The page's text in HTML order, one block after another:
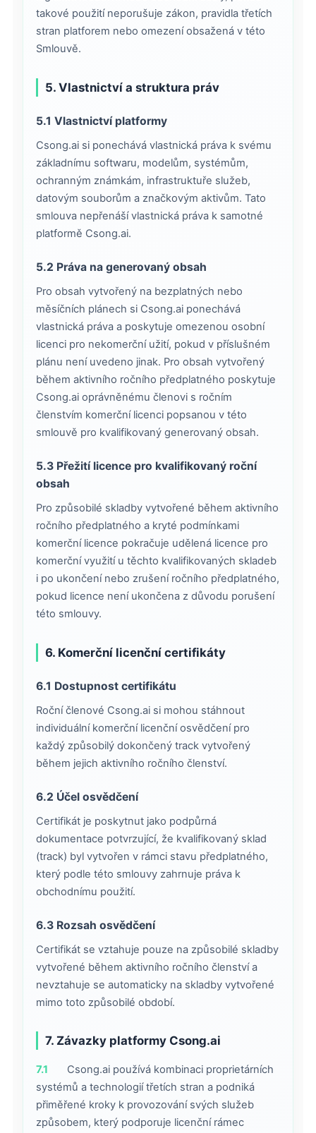
takové použití neporušuje zákon, pravidla třetích
stran platforem nebo omezení obsažená v této
Smlouvě.
5. Vlastnictví a struktura práv
5.1 Vlastnictví platformy
Csong.ai si ponechává vlastnická práva k svému
základnímu softwaru, modelům, systémům,
ochranným známkám, infrastruktuře služeb,
datovým souborům a značkovým aktivům. Tato
smlouva nepřenáší vlastnická práva k samotné
platformě Csong.ai.
5.2 Práva na generovaný obsah
Pro obsah vytvořený na bezplatných nebo
měsíčních plánech si Csong.ai ponechává
vlastnická práva a poskytuje omezenou osobní
licenci pro nekomerční užití, pokud v příslušném
plánu není uvedeno jinak. Pro obsah vytvořený
během aktivního ročního předplatného poskytuje
Csong.ai oprávněnému členovi s ročním
členstvím komerční licenci popsanou v této
smlouvě pro kvalifikovaný generovaný obsah.
5.3 Přežití licence pro kvalifikovaný roční
obsah
Pro způsobilé skladby vytvořené během aktivního
ročního předplatného a kryté podmínkami
komerční licence pokračuje udělená licence pro
komerční využití u těchto kvalifikovaných skladeb
i po ukončení nebo zrušení ročního předplatného,
pokud licence není ukončena z důvodu porušení
této smlouvy.
6. Komerční licenční certifikáty
6.1 Dostupnost certifikátu
Roční členové Csong.ai si mohou stáhnout
individuální komerční licenční osvědčení pro
každý způsobilý dokončený track vytvořený
během jejich aktivního ročního členství.
6.2 Účel osvědčení
Certifikát je poskytnut jako podpůrná
dokumentace potvrzující, že kvalifikovaný sklad
(track) byl vytvořen v rámci stavu předplatného,
který podle této smlouvy zahrnuje práva k
obchodnímu použití.
6.3 Rozsah osvědčení
Certifikát se vztahuje pouze na způsobilé skladby
vytvořené během aktivního ročního členství a
nevztahuje se automaticky na skladby vytvořené
mimo toto způsobilé období.
7. Závazky platformy Csong.ai
7.1
Csong.ai používá kombinaci proprietárních
systémů a technologií třetích stran a podniká
přiměřené kroky k provozování svých služeb
způsobem, který podporuje licenční rámec